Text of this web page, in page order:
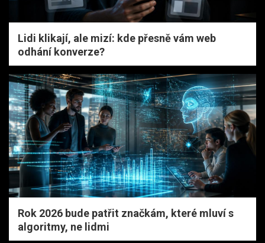
Lidi klikají, ale mizí: kde přesně vám web
odhání konverze?
Rok 2026 bude patřit značkám, které mluví s
algoritmy, ne lidmi